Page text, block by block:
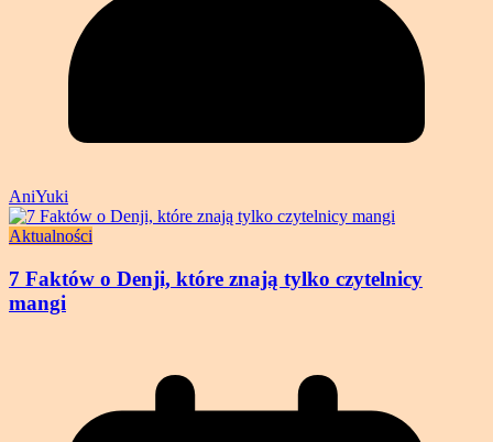
AniYuki
Aktualności
7 Faktów o Denji, które znają tylko czytelnicy
mangi